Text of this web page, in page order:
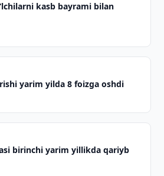
kasb bayrami bilan
yarim yilda 8 foizga oshdi
birinchi yarim yillikda qariyb